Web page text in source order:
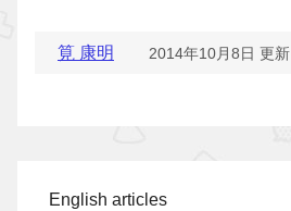
筧 康明 2014年10月8日 更新
English articles